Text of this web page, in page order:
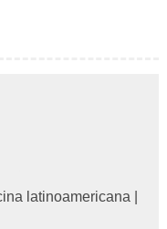
latinoamericana